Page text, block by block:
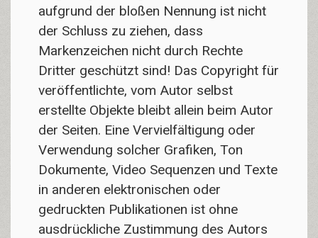
aufgrund der bloßen Nennung ist nicht
der Schluss zu ziehen, dass
Markenzeichen nicht durch Rechte
Dritter geschützt sind! Das Copyright für
veröffentlichte, vom Autor selbst
erstellte Objekte bleibt allein beim Autor
der Seiten. Eine Vervielfältigung oder
Verwendung solcher Grafiken, Ton
Dokumente, Video Sequenzen und Texte
in anderen elektronischen oder
gedruckten Publikationen ist ohne
ausdrückliche Zustimmung des Autors